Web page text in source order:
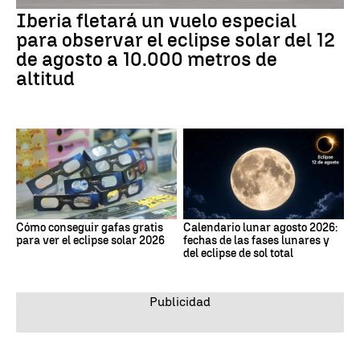
Iberia fletará un vuelo especial
para observar el eclipse solar del 12
de agosto a 10.000 metros de
altitud
Cómo conseguir gafas gratis
para ver el eclipse solar 2026
Calendario lunar agosto 2026:
fechas de las fases lunares y
del eclipse de sol total